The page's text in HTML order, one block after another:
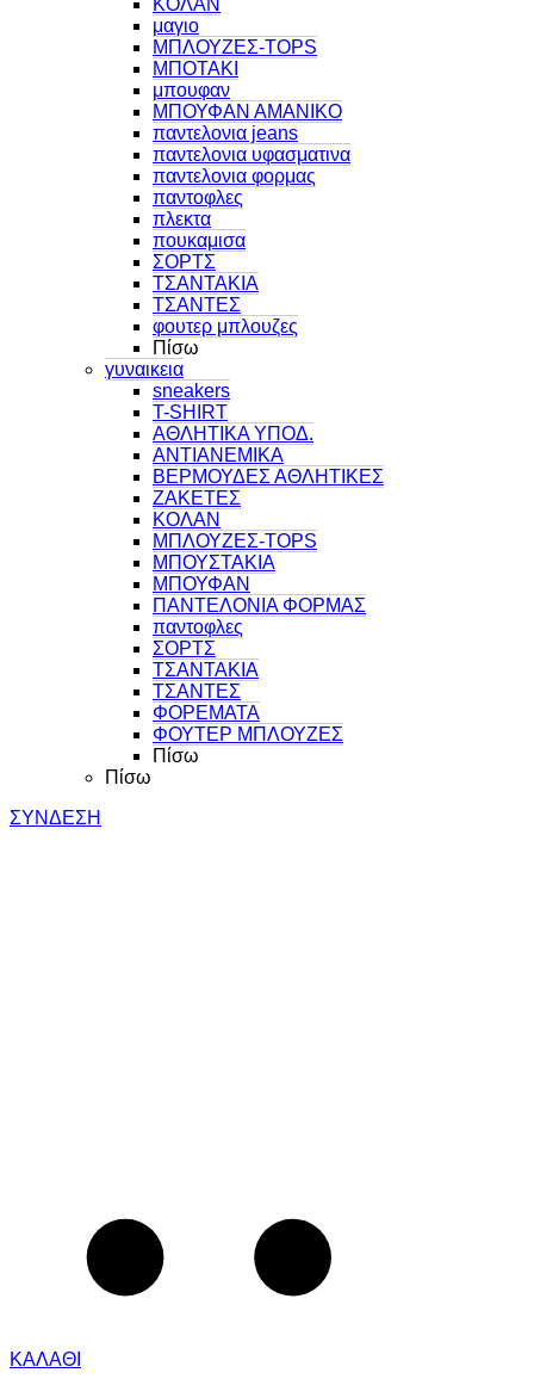
ΚΟΛΑΝ
μαγιο
ΜΠΛΟΥΖΕΣ-TOPS
ΜΠΟΤΑΚΙ
μπουφαν
ΜΠΟΥΦΑΝ ΑΜΑΝΙΚΟ
παντελονια jeans
παντελονια υφασματινα
παντελονια φορμας
παντοφλες
πλεκτα
πουκαμισα
ΣΟΡΤΣ
ΤΣΑΝΤΑΚΙΑ
ΤΣΑΝΤΕΣ
φουτερ μπλουζες
Πίσω
γυναικεια
sneakers
T-SHIRT
ΑΘΛΗΤΙΚΑ ΥΠΟΔ.
ΑΝΤΙΑΝΕΜΙΚΑ
ΒΕΡΜΟΥΔΕΣ ΑΘΛΗΤΙΚΕΣ
ΖΑΚΕΤΕΣ
ΚΟΛΑΝ
ΜΠΛΟΥΖΕΣ-TOPS
ΜΠΟΥΣΤΑΚΙΑ
ΜΠΟΥΦΑΝ
ΠΑΝΤΕΛΟΝΙΑ ΦΟΡΜΑΣ
παντοφλες
ΣΟΡΤΣ
ΤΣΑΝΤΑΚΙΑ
ΤΣΑΝΤΕΣ
ΦΟΡΕΜΑΤΑ
ΦΟΥΤΕΡ ΜΠΛΟΥΖΕΣ
Πίσω
Πίσω
ΣΥΝΔΕΣΗ
ΚΑΛΑΘΙ